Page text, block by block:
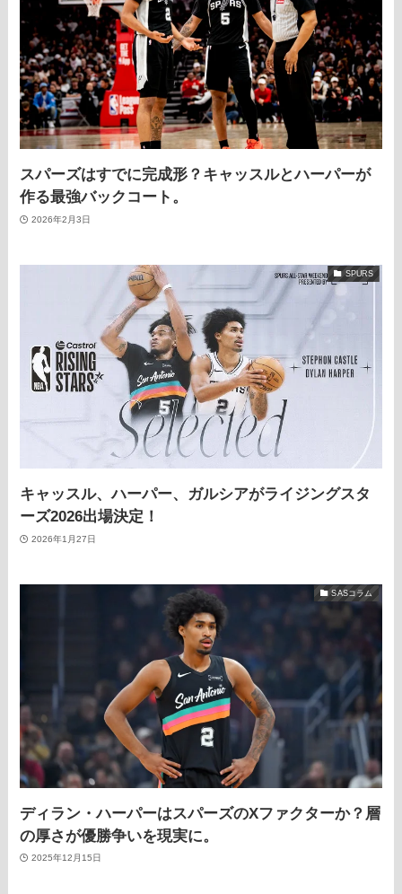
スパーズはすでに完成形？キャッスルとハーパーが
作る最強バックコート。
2026年2月3日
SPURS
キャッスル、ハーパー、ガルシアがライジングスタ
ーズ2026出場決定！
2026年1月27日
SASコラム
ディラン・ハーパーはスパーズのXファクターか？層
の厚さが優勝争いを現実に。
2025年12月15日